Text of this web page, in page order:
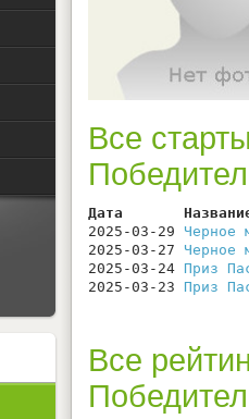
Все
Дата
2025-03-29 Черное
2025-03-27 Черное
2025-03-24 Приз
2025-03-23 Приз
Все